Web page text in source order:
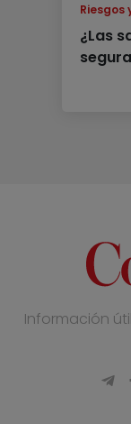
Riesgos
¿Las
Información